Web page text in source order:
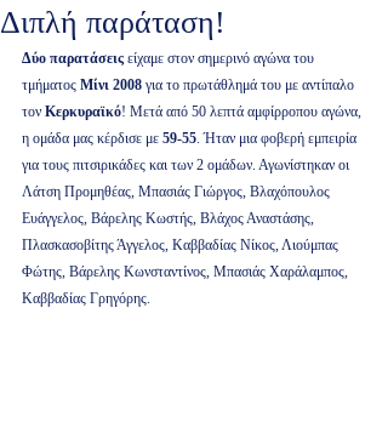
Διπλή παράταση!
Δύο παρατάσεις είχαμε στον σημερινό αγώνα του
τμήματος Μίνι 2008 για το πρωτάθλημά του με αντίπαλο
τον Κερκυραϊκό! Μετά από 50 λεπτά αμφίρροπου αγώνα,
η ομάδα μας κέρδισε με 59-55. Ήταν μια φοβερή εμπειρία
για τους πιτσιρικάδες και των 2 ομάδων. Αγωνίστηκαν οι
Λάτση Προμηθέας, Μπασιάς Γιώργος, Βλαχόπουλος
Ευάγγελος, Βάρελης Κωστής, Βλάχος Αναστάσης,
Πλασκασοβίτης Άγγελος, Καββαδίας Νίκος, Λιούμπας
Φώτης, Βάρελης Κωνσταντίνος, Μπασιάς Χαράλαμπος,
Καββαδίας Γρηγόρης.